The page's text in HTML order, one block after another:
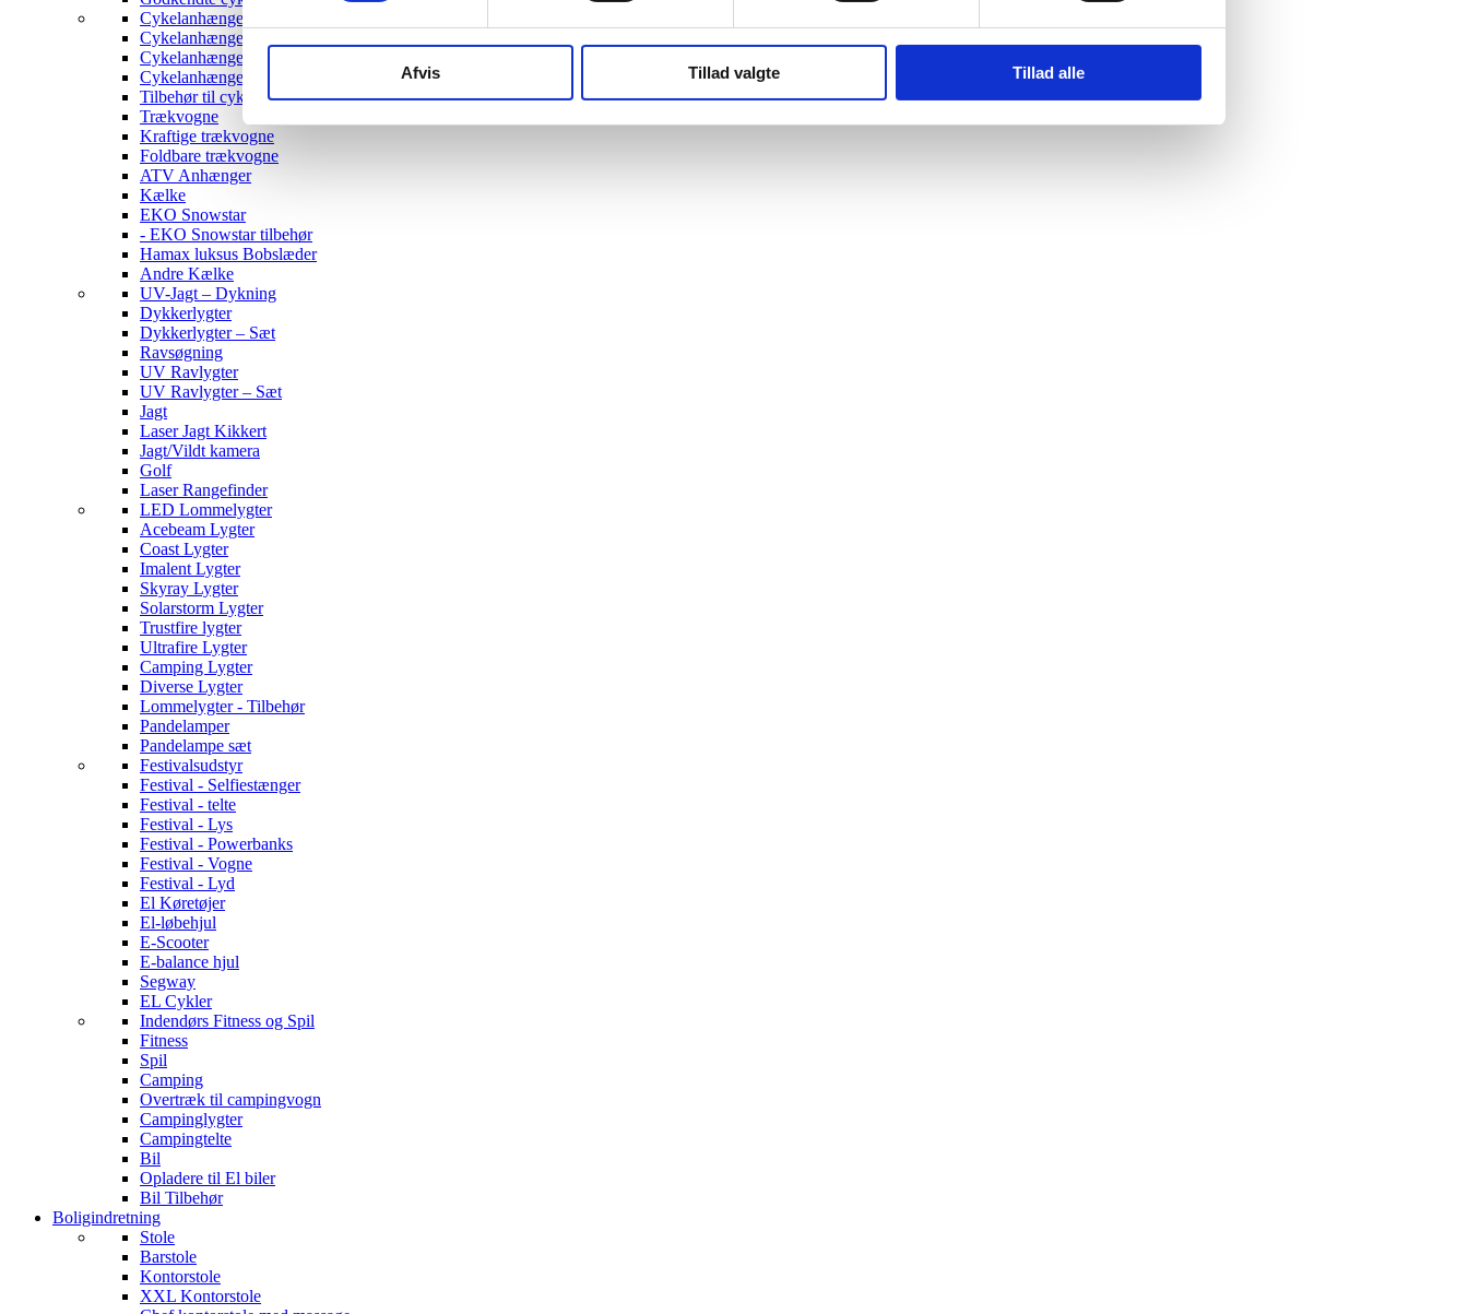
Afvis Tillad valgte Tillad alle
Cykelanhængere
Cykelanhænger til Børn
Cykelanhænger til hunde
Cykelanhænger Cargo
Tilbehør til cykelanhængere
Trækvogne
Kraftige trækvogne
Foldbare trækvogne
ATV Anhænger
Kælke
EKO Snowstar
- EKO Snowstar tilbehør
Hamax luksus Bobslæder
Andre Kælke
UV-Jagt – Dykning
Dykkerlygter
Dykkerlygter – Sæt
Ravsøgning
UV Ravlygter
UV Ravlygter – Sæt
Jagt
Laser Jagt Kikkert
Jagt/Vildt kamera
Golf
Laser Rangefinder
LED Lommelygter
Acebeam Lygter
Coast Lygter
Imalent Lygter
Skyray Lygter
Solarstorm Lygter
Trustfire lygter
Ultrafire Lygter
Camping Lygter
Diverse Lygter
Lommelygter - Tilbehør
Pandelamper
Pandelampe sæt
Festivalsudstyr
Festival - Selfiestænger
Festival - telte
Festival - Lys
Festival - Powerbanks
Festival - Vogne
Festival - Lyd
El Køretøjer
El-løbehjul
E-Scooter
E-balance hjul
Segway
EL Cykler
Indendørs Fitness og Spil
Fitness
Spil
Camping
Overtræk til campingvogn
Campinglygter
Campingtelte
Bil
Opladere til El biler
Bil Tilbehør
Boligindretning
Stole
Barstole
Kontorstole
XXL Kontorstole